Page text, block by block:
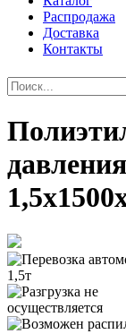
Распродажа
Доставка
Контакты